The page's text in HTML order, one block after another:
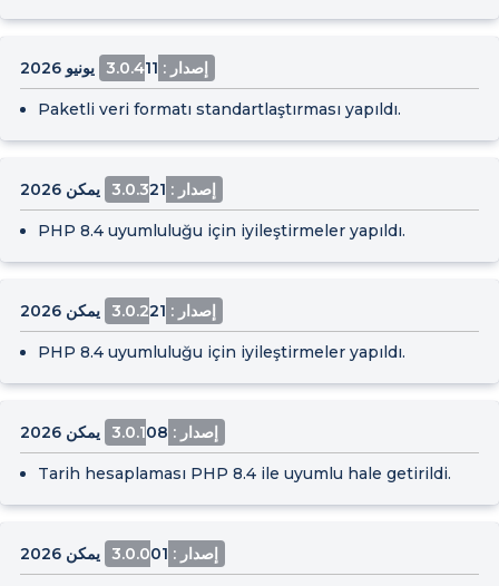
إصدار : 3.0.4 11 يونيو 2026
Paketli veri formatı standartlaştırması yapıldı.
إصدار : 3.0.3 21 يمكن 2026
PHP 8.4 uyumluluğu için iyileştirmeler yapıldı.
إصدار : 3.0.2 21 يمكن 2026
PHP 8.4 uyumluluğu için iyileştirmeler yapıldı.
إصدار : 3.0.1 08 يمكن 2026
Tarih hesaplaması PHP 8.4 ile uyumlu hale getirildi.
إصدار : 3.0.0 01 يمكن 2026